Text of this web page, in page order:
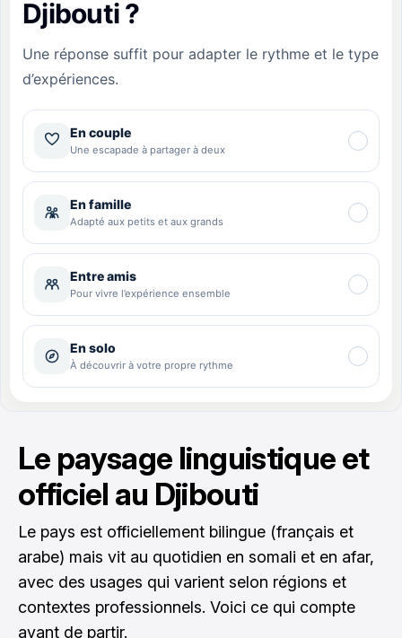
Le paysage linguistique et
officiel au Djibouti
Le pays est officiellement bilingue (français et
arabe) mais vit au quotidien en somali et en afar,
avec des usages qui varient selon régions et
contextes professionnels. Voici ce qui compte
avant de partir.